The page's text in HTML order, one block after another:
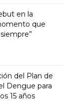
en la
que
del Plan de
Dengue para
15 años